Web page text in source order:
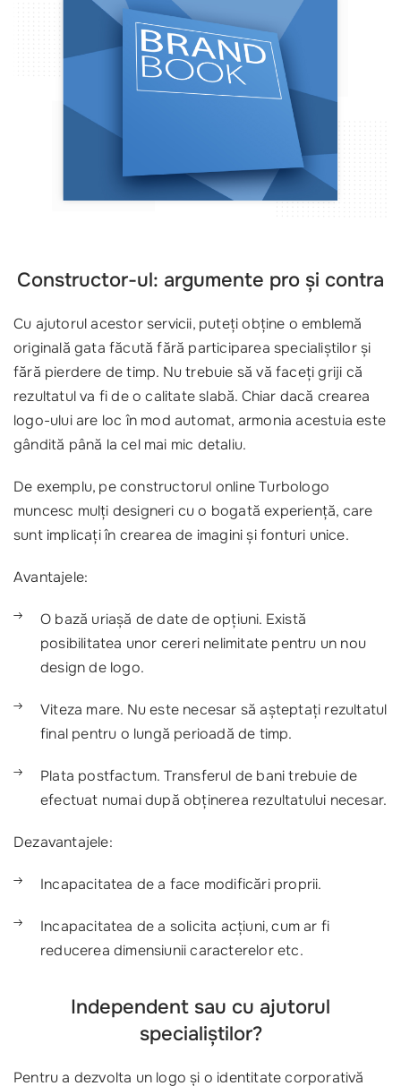
Constructor-ul: argumente pro și contra
Cu ajutorul acestor servicii, puteți obține o emblemă
originală gata făcută fără participarea specialiștilor și
fără pierdere de timp. Nu trebuie să vă faceți griji că
rezultatul va fi de o calitate slabă. Chiar dacă crearea
logo-ului are loc în mod automat, armonia acestuia este
gândită până la cel mai mic detaliu.
De exemplu, pe constructorul online Turbologo
muncesc mulți designeri cu o bogată experiență, care
sunt implicați în crearea de imagini și fonturi unice.
Avantajele:
O bază uriașă de date de opțiuni. Există
posibilitatea unor cereri nelimitate pentru un nou
design de logo.
Viteza mare. Nu este necesar să așteptați rezultatul
final pentru o lungă perioadă de timp.
Plata postfactum. Transferul de bani trebuie de
efectuat numai după obținerea rezultatului necesar.
Dezavantajele:
Incapacitatea de a face modificări proprii.
Incapacitatea de a solicita acțiuni, cum ar fi
reducerea dimensiunii caracterelor etc.
Independent sau cu ajutorul
specialiștilor?
Pentru a dezvolta un logo și o identitate corporativă